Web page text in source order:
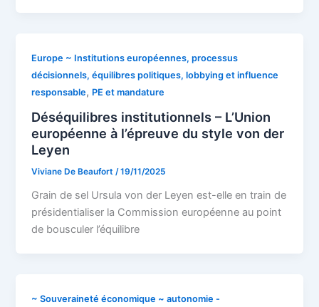
Europe ~ Institutions européennes, processus
décisionnels, équilibres politiques, lobbying et influence
responsable, PE et mandature
Déséquilibres institutionnels – L’Union
européenne à l’épreuve du style von der
Leyen
Viviane De Beaufort/19/11/2025
Grain de sel Ursula von der Leyen est-elle en train de
présidentialiser la Commission européenne au point
de bousculer l’équilibre
~ Souveraineté économique ~ autonomie -